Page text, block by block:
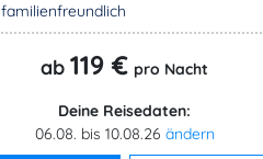
familienfreundlich
ab 119 € pro Nacht
Deine Reisedaten:
06.08. bis 10.08.26 ändern